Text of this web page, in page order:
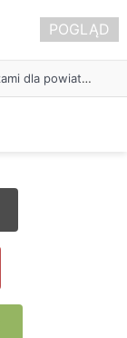
Ostrzeżenie drugiego stopnia przed burzami dla powiatu radomszczańskiego
POGLĄD